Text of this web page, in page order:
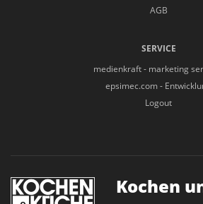
AGB
SERVICE
medienkraft - marketing
epsimec.com -
Logout
Kochen